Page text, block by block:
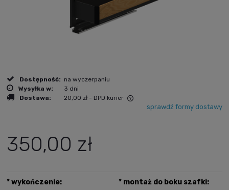
Dostępność: na wyczerpaniu
Wysyłka w:
3 dni
Dostawa:
20,00 zł - DPD kurier
Cena nie zawiera ewentualnych kosztów płatnościsprawdź formy dostawy
350,00 zł
*wykończenie: * montaż do boku szafki: